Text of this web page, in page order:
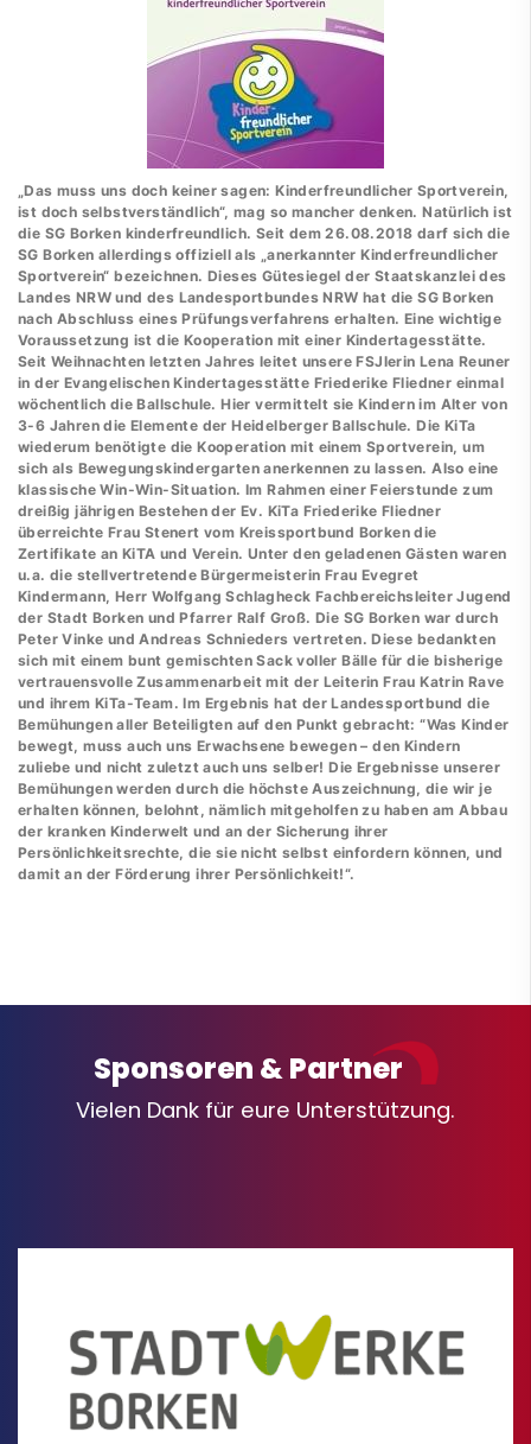
„Das muss uns doch keiner sagen: Kinderfreundlicher Sportverein,
ist doch selbstverständlich“, mag so mancher denken. Natürlich ist
die SG Borken kinderfreundlich. Seit dem 26.08.2018 darf sich die
SG Borken allerdings offiziell als „anerkannter Kinderfreundlicher
Sportverein“ bezeichnen. Dieses Gütesiegel der Staatskanzlei des
Landes NRW und des Landesportbundes NRW hat die SG Borken
nach Abschluss eines Prüfungsverfahrens erhalten. Eine wichtige
Voraussetzung ist die Kooperation mit einer Kindertagesstätte.
Seit Weihnachten letzten Jahres leitet unsere FSJlerin Lena Reuner
in der Evangelischen Kindertagesstätte Friederike Fliedner einmal
wöchentlich die Ballschule. Hier vermittelt sie Kindern im Alter von
3-6 Jahren die Elemente der Heidelberger Ballschule. Die KiTa
wiederum benötigte die Kooperation mit einem Sportverein, um
sich als Bewegungskindergarten anerkennen zu lassen. Also eine
klassische Win-Win-Situation. Im Rahmen einer Feierstunde zum
dreißig jährigen Bestehen der Ev. KiTa Friederike Fliedner
überreichte Frau Stenert vom Kreissportbund Borken die
Zertifikate an KiTA und Verein. Unter den geladenen Gästen waren
u.a. die stellvertretende Bürgermeisterin Frau Evegret
Kindermann, Herr Wolfgang Schlagheck Fachbereichsleiter Jugend
der Stadt Borken und Pfarrer Ralf Groß. Die SG Borken war durch
Peter Vinke und Andreas Schnieders vertreten. Diese bedankten
sich mit einem bunt gemischten Sack voller Bälle für die bisherige
vertrauensvolle Zusammenarbeit mit der Leiterin Frau Katrin Rave
und ihrem KiTa-Team. Im Ergebnis hat der Landessportbund die
Bemühungen aller Beteiligten auf den Punkt gebracht: “Was Kinder
bewegt, muss auch uns Erwachsene bewegen – den Kindern
zuliebe und nicht zuletzt auch uns selber! Die Ergebnisse unserer
Bemühungen werden durch die höchste Auszeichnung, die wir je
erhalten können, belohnt, nämlich mitgeholfen zu haben am Abbau
der kranken Kinderwelt und an der Sicherung ihrer
Persönlichkeitsrechte, die sie nicht selbst einfordern können, und
damit an der Förderung ihrer Persönlichkeit!“.
Sponsoren & Partner
Vielen Dank für eure Unterstützung.